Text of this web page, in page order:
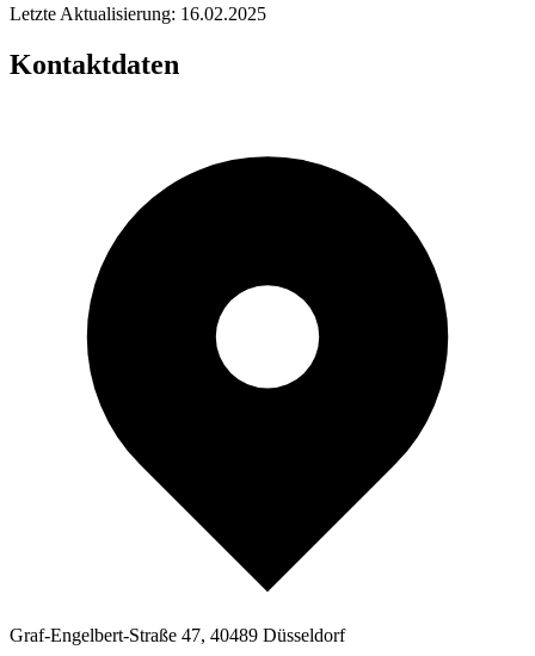
Letzte Aktualisierung: 16.02.2025
Kontaktdaten
Graf-Engelbert-Straße 47, 40489 Düsseldorf